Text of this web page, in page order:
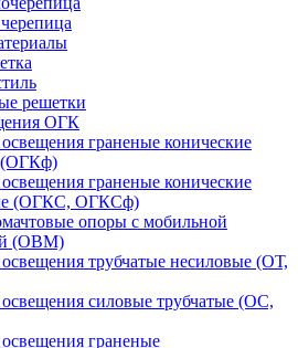
решетки
ОГК
граненые конические
граненые конические
(ОГКС, ОГКСф)
опоры с мобильной
(ОВМ)
трубчатые несиловые (ОТ,
силовые трубчатые (ОС,
граненые